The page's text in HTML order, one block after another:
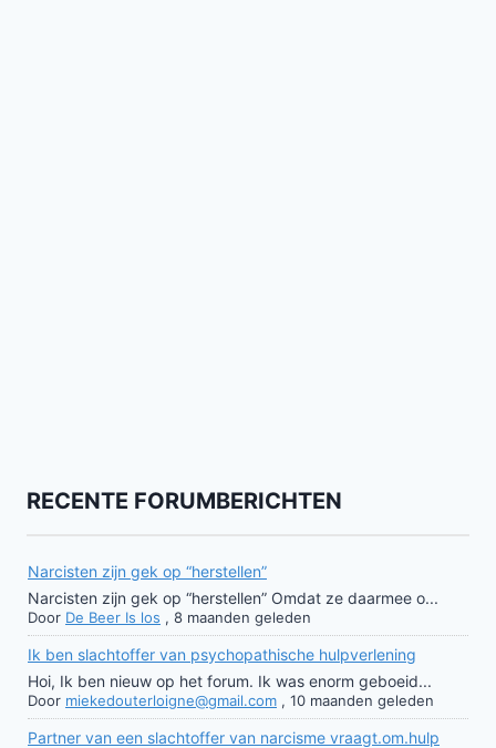
RECENTE FORUMBERICHTEN
Narcisten zijn gek op “herstellen”
Narcisten zijn gek op “herstellen” Omdat ze daarmee o...
Door De Beer Is los , 8 maanden geleden
Ik ben slachtoffer van psychopathische hulpverlening
Hoi, Ik ben nieuw op het forum. Ik was enorm geboeid...
Door miekedouterloigne@gmail.com , 10 maanden geleden
Partner van een slachtoffer van narcisme vraagt.om.hulp